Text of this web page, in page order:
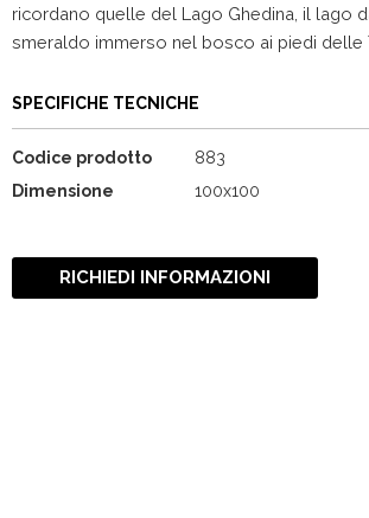
ricordano quelle del Lago Ghedina, il lago
smeraldo immerso nel bosco ai piedi delle
SPECIFICHE TECNICHE
Codice prodotto
883
Dimensione
100x100
RICHIEDI INFORMAZIONI